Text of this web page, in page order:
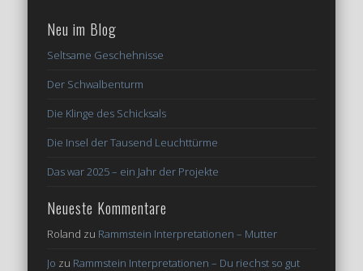
Neu im Blog
Seltsame Geschehnisse
Der Schwalbenturm
Die Klinge des Schicksals
Die Insel der Tausend Leuchttürme
Das war 2025 – ein Jahr der Projekte
Neueste Kommentare
Roland zu Rammstein Interpretationen – Mutter
Jo zu Rammstein Interpretationen – Du riechst so gut